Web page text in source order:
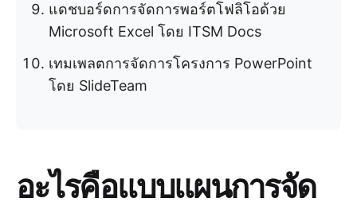
แดชบอร์ดการจัดการพอร์ตโฟลิโอด้วย
Microsoft Excel โดย ITSM Docs
เทมเพลตการจัดการโครงการ PowerPoint
โดย SlideTeam
อะไรคือแบบแผนการจัด